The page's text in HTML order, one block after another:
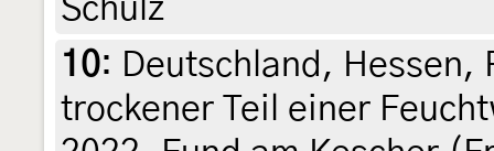
Schulz
10: Deutschland,
trockener Teil einer